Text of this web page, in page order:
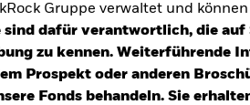
Gruppe verwaltet und
sind dafür verantwortlich, die auf
zu kennen. Weiterführende
Prospekt oder anderen
Fonds behandeln. Sie